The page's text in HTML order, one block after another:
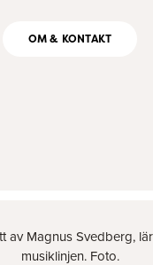
OM & KONTAKT